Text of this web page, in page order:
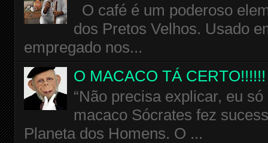
O café é um poderoso
dos Pretos Velhos. Usado
empregado nos...
O MACACO TÁ CERTO!!!!!!
“Não precisa explicar, eu
macaco Sócrates fez
Planeta dos Homens. O ...